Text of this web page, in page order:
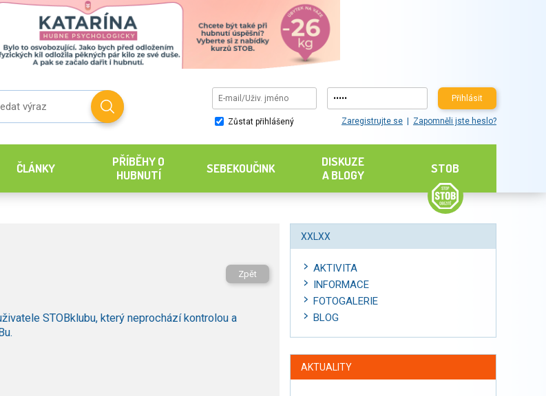
Přihlásit
Zůstat přihlášený Zaregistrujte se Zapomněli jste heslo?
ČLÁNKY
PŘÍBĚHY O
HUBNUTÍ
SEBEKOUČINK
DISKUZE
A BLOGY
STOB
Zpět
STOBklubu, který neprochází kontrolou a
XXLXX
AKTIVITA
INFORMACE
FOTOGALERIE
BLOG
AKTUALITY